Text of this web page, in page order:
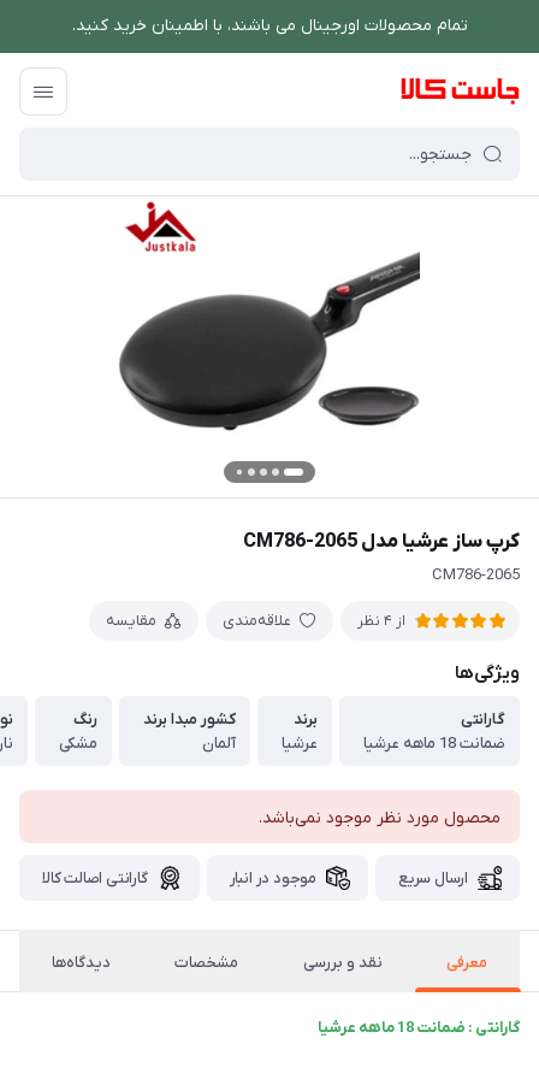
تمام محصولات اورجینال می باشند، با اطمینان خرید کنید.
فروشگاه اینترنتی جاست کالا
کرپ ساز عرشیا مدل CM786-2065
CM786-2065
از 4 نظر علاقه‌مندی مقایسه
ویژگی‌ها
گارانتی
ضمانت 18 ماهه عرشیا
برند
عرشیا
کشور مبدا برند
آلمان
رنگ
مشکی
محصول مورد نظر موجود نمی‌باشد.
ارسال سریع موجود در انبار گارانتی اصالت کالا
معرفی نقد و بررسی مشخصات دیدگاه‌ها
گارانتی : ضمانت 18 ماهه عرشیا